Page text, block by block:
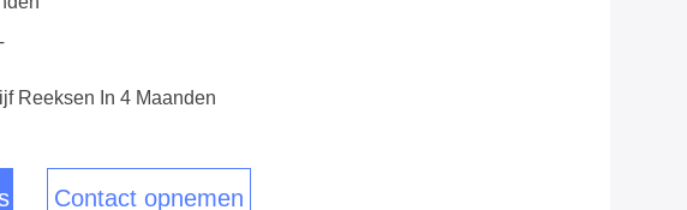
Reeksen In 4 Maanden
Contact opnemen